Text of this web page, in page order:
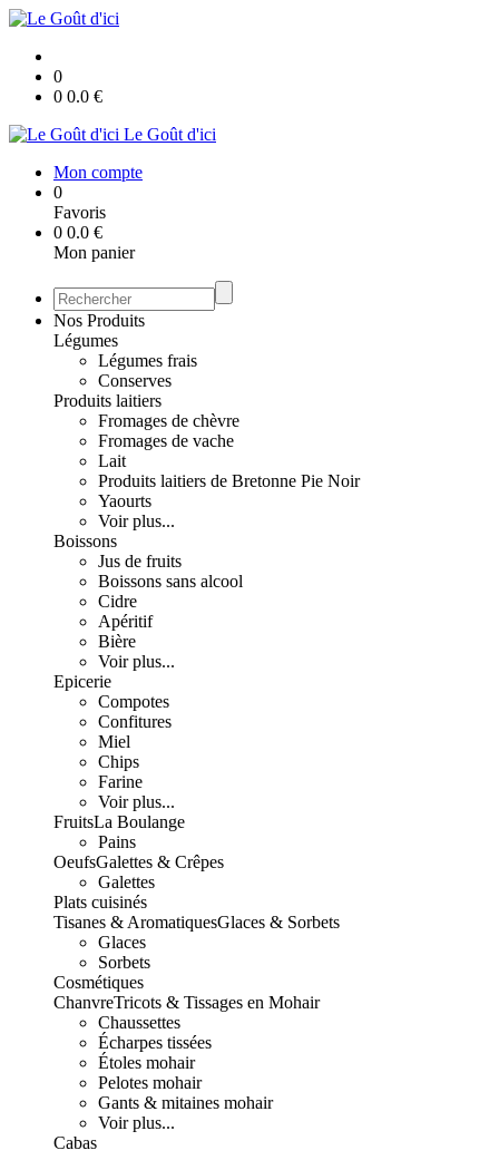
0
0 0.0 €
Le Goût d'ici
Mon compte
0
Favoris
0 0.0 €
Mon panier
Nos Produits
Légumes
Légumes frais
Conserves
Produits laitiers
Fromages de chèvre
Fromages de vache
Lait
Produits laitiers de Bretonne Pie Noir
Yaourts
Voir plus...
Boissons
Jus de fruits
Boissons sans alcool
Cidre
Apéritif
Bière
Voir plus...
Epicerie
Compotes
Confitures
Miel
Chips
Farine
Voir plus...
FruitsLa Boulange
Pains
OeufsGalettes & Crêpes
Galettes
Plats cuisinés
Tisanes & AromatiquesGlaces & Sorbets
Glaces
Sorbets
Cosmétiques
ChanvreTricots & Tissages en Mohair
Chaussettes
Écharpes tissées
Étoles mohair
Pelotes mohair
Gants & mitaines mohair
Voir plus...
Cabas